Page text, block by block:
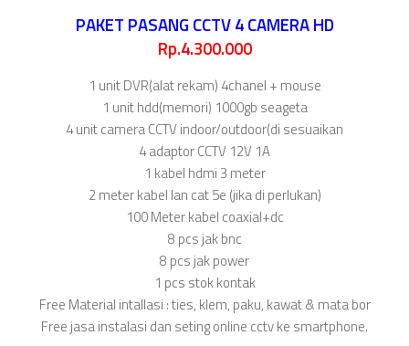
PAKET PASANG CCTV 4 CAMERA HD
Rp.4.300.000
1 unit DVR(alat rekam) 4chanel + mouse
1 unit hdd(memori) 1000gb seageta
4 unit camera CCTV indoor/outdoor(di sesuaikan
4 adaptor CCTV 12V 1A
1 kabel hdmi 3 meter
2 meter kabel lan cat 5e (jika di perlukan)
100 Meter kabel coaxial+dc
8 pcs jak bnc
8 pcs jak power
1 pcs stok kontak
Free Material intallasi : ties, klem, paku, kawat & mata bor
Free jasa instalasi dan seting online cctv ke smartphone.